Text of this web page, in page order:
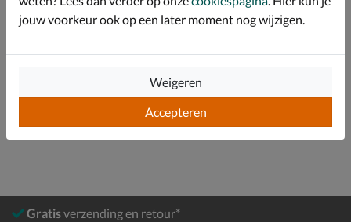
Sneakers
Gratisverzending en retour*
jouw voorkeur ook op een later moment nog wijzigen.
Accepteren
Weigeren